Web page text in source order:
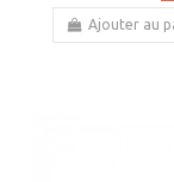
Ajouter au